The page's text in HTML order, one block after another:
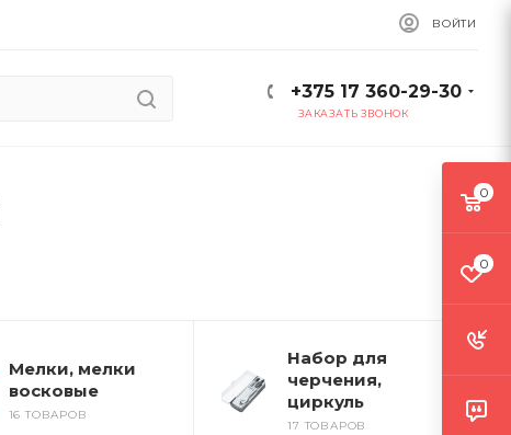
ВОЙТИ
+375 17 360-29-30
ЗАКАЗАТЬ ЗВОНОК
Мелки, мелки
восковые
16 ТОВАРОВ
Набор для
черчения,
циркуль
17 ТОВАРОВ
0
0